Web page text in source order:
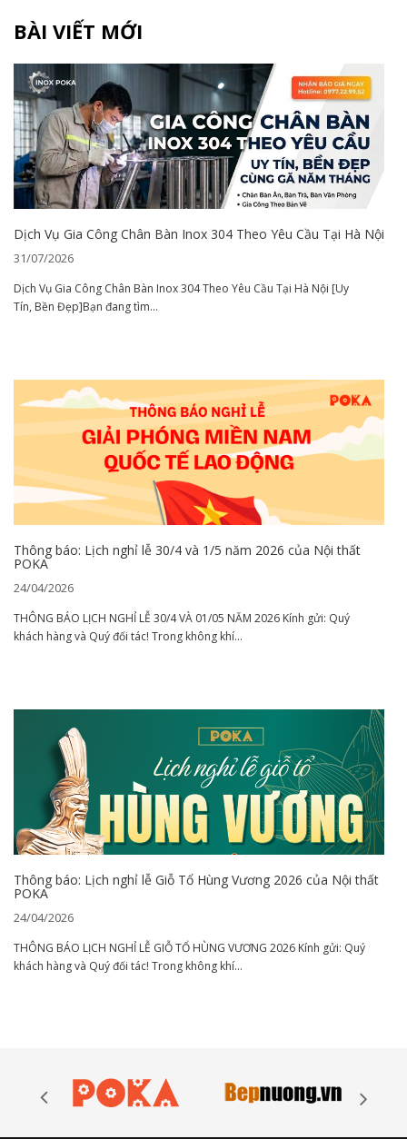
BÀI VIẾT MỚI
Dịch Vụ Gia Công Chân Bàn Inox 304 Theo Yêu Cầu Tại Hà Nội
31/07/2026
Dịch Vụ Gia Công Chân Bàn Inox 304 Theo Yêu Cầu Tại Hà Nội [Uy
Tín, Bền Đẹp]Bạn đang tìm...
Thông báo: Lịch nghỉ lễ 30/4 và 1/5 năm 2026 của Nội thất
POKA
24/04/2026
THÔNG BÁO LỊCH NGHỈ LỄ 30/4 VÀ 01/05 NĂM 2026 Kính gửi: Quý
khách hàng và Quý đối tác! Trong không khí...
Thông báo: Lịch nghỉ lễ Giỗ Tổ Hùng Vương 2026 của Nội thất
POKA
24/04/2026
THÔNG BÁO LỊCH NGHỈ LỄ GIỖ TỔ HÙNG VƯƠNG 2026 Kính gửi: Quý
khách hàng và Quý đối tác! Trong không khí...